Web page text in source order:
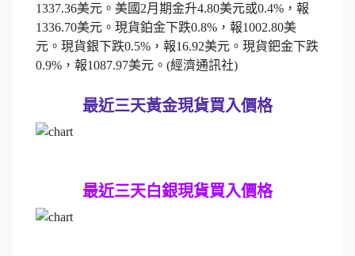
1337.36美元。美國2月期金升4.80美元或0.4%，報
1336.70美元。現貨鉑金下跌0.8%，報1002.80美
元。現貨銀下跌0.5%，報16.92美元。現貨鈀金下跌
0.9%，報1087.97美元。(經濟通訊社)
最近三天黃金現貨買入價格
最近三天白銀現貨買入價格